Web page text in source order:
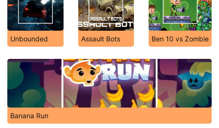
Unbounded Assault Bots Ben 10 vs Zombie
Banana Run